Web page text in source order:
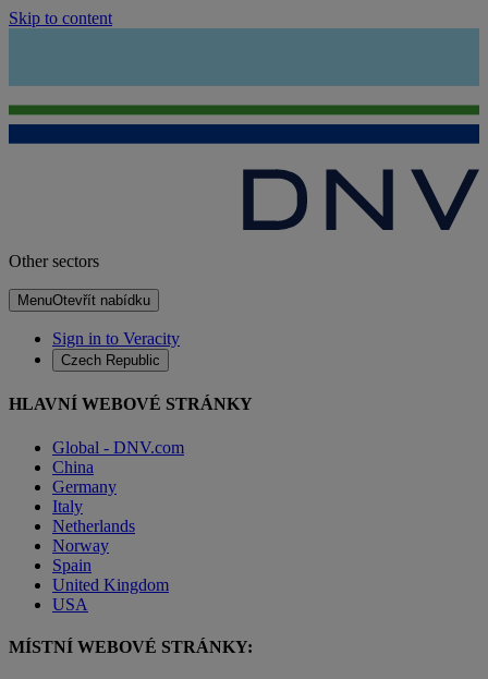
Skip to content
Other sectors
MenuOtevřít nabídku
Sign in to Veracity
Czech Republic
HLAVNÍ WEBOVÉ STRÁNKY
Global - DNV.com
China
Germany
Italy
Netherlands
Norway
Spain
United Kingdom
USA
MÍSTNÍ WEBOVÉ STRÁNKY: